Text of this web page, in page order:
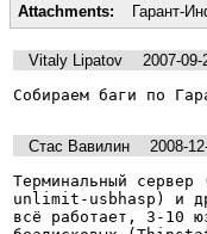
Attachments:
Гарант-
Vitaly Lipatov
2007-
Собираем баги по
Стас Вавилин
2008-
Терминальный
unlimit-usbhasp) и
всё работает, 3-10